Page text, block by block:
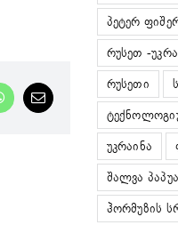
Email
პეტერ
რუსეთ -
რუსეთი
უკრაინა
შალვა
ჰორმუზის